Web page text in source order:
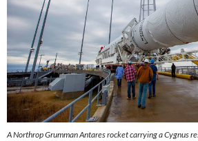
A Northrop Grumman Antares rocket carrying a Cygnus